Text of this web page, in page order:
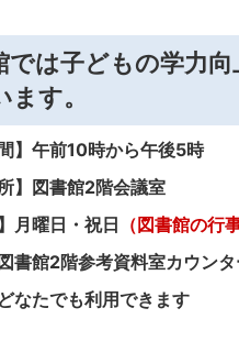
では子どもの学力
ます。
間】午前10時から午後5時
】図書館2階会議室
月曜日・祝日 （ 図書館の行
図書館2階参考資料室カウン
なたでも利用できます